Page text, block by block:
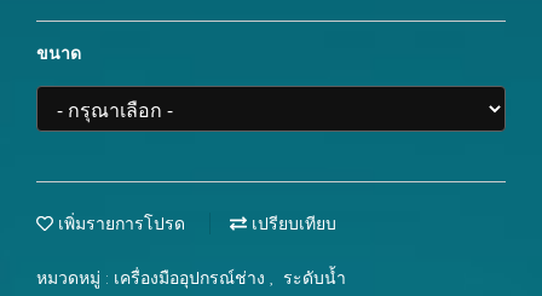
ขนาด
เพิ่มรายการโปรด เปรียบเทียบ
หมวดหมู่ : เครื่องมืออุปกรณ์ช่าง , ระดับน้ำ